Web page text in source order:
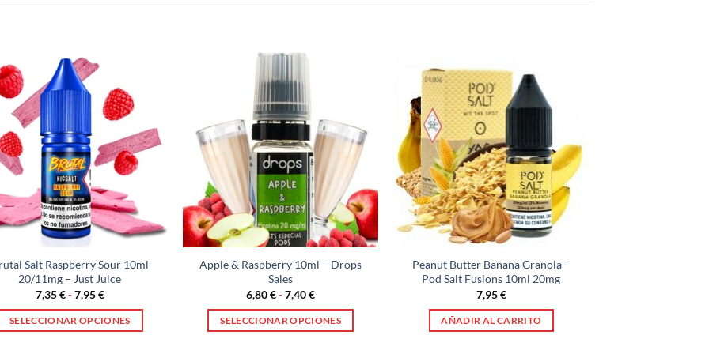
Salt Raspberry Sour 10ml
20/11mg – Just Juice
7,35€-7,95€Rango
precios:
desde
SELECCIONAR OPCIONES
Apple & Raspberry 10ml – Drops
Sales
6,80€-7,40€Rango
precios:
desde
SELECCIONAR OPCIONES
Peanut Butter Banana Granola –
Pod Salt Fusions 10ml 20mg
7,95€
AÑADIR AL CARRITO